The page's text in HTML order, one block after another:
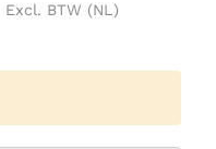
Excl. BTW (NL)